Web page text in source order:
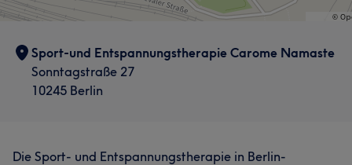
Sport-und Entspannungstherapie Carome Namaste
Sonntagstraße 27
10245 Berlin
Die Sport- und Entspannungstherapie in Berlin-